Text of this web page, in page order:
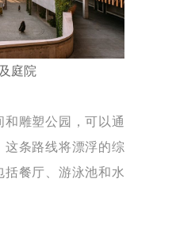
庭院
和雕塑公园，可以通
条路线将漂浮的综
餐厅、游泳池和水